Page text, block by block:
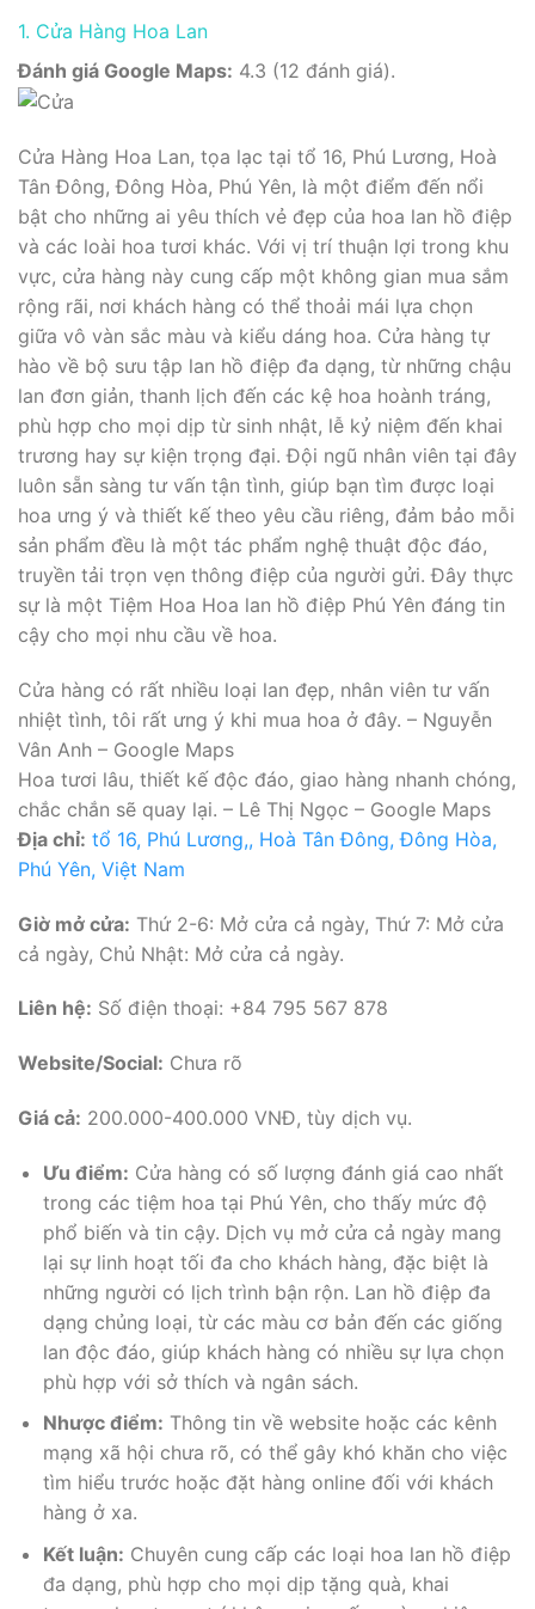
1. Cửa Hàng Hoa Lan
Đánh giá Google Maps: 4.3 (12 đánh giá).
Cửa Hàng Hoa Lan, tọa lạc tại tổ 16, Phú Lương, Hoà
Tân Đông, Đông Hòa, Phú Yên, là một điểm đến nổi
bật cho những ai yêu thích vẻ đẹp của hoa lan hồ điệp
và các loài hoa tươi khác. Với vị trí thuận lợi trong khu
vực, cửa hàng này cung cấp một không gian mua sắm
rộng rãi, nơi khách hàng có thể thoải mái lựa chọn
giữa vô vàn sắc màu và kiểu dáng hoa. Cửa hàng tự
hào về bộ sưu tập lan hồ điệp đa dạng, từ những chậu
lan đơn giản, thanh lịch đến các kệ hoa hoành tráng,
phù hợp cho mọi dịp từ sinh nhật, lễ kỷ niệm đến khai
trương hay sự kiện trọng đại. Đội ngũ nhân viên tại đây
luôn sẵn sàng tư vấn tận tình, giúp bạn tìm được loại
hoa ưng ý và thiết kế theo yêu cầu riêng, đảm bảo mỗi
sản phẩm đều là một tác phẩm nghệ thuật độc đáo,
truyền tải trọn vẹn thông điệp của người gửi. Đây thực
sự là một Tiệm Hoa Hoa lan hồ điệp Phú Yên đáng tin
cậy cho mọi nhu cầu về hoa.
Cửa hàng có rất nhiều loại lan đẹp, nhân viên tư vấn
nhiệt tình, tôi rất ưng ý khi mua hoa ở đây. – Nguyễn
Vân Anh – Google Maps
Hoa tươi lâu, thiết kế độc đáo, giao hàng nhanh chóng,
chắc chắn sẽ quay lại. – Lê Thị Ngọc – Google Maps
Địa chỉ: tổ 16, Phú Lương,, Hoà Tân Đông, Đông Hòa,
Phú Yên, Việt Nam
Giờ mở cửa: Thứ 2-6: Mở cửa cả ngày, Thứ 7: Mở cửa
cả ngày, Chủ Nhật: Mở cửa cả ngày.
Liên hệ: Số điện thoại: +84 795 567 878
Website/Social: Chưa rõ
Giá cả: 200.000-400.000 VNĐ, tùy dịch vụ.
Ưu điểm: Cửa hàng có số lượng đánh giá cao nhất
trong các tiệm hoa tại Phú Yên, cho thấy mức độ
phổ biến và tin cậy. Dịch vụ mở cửa cả ngày mang
lại sự linh hoạt tối đa cho khách hàng, đặc biệt là
những người có lịch trình bận rộn. Lan hồ điệp đa
dạng chủng loại, từ các màu cơ bản đến các giống
lan độc đáo, giúp khách hàng có nhiều sự lựa chọn
phù hợp với sở thích và ngân sách.
Nhược điểm: Thông tin về website hoặc các kênh
mạng xã hội chưa rõ, có thể gây khó khăn cho việc
tìm hiểu trước hoặc đặt hàng online đối với khách
hàng ở xa.
Kết luận: Chuyên cung cấp các loại hoa lan hồ điệp
đa dạng, phù hợp cho mọi dịp tặng quà, khai